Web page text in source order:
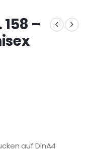
–
auf DinA4